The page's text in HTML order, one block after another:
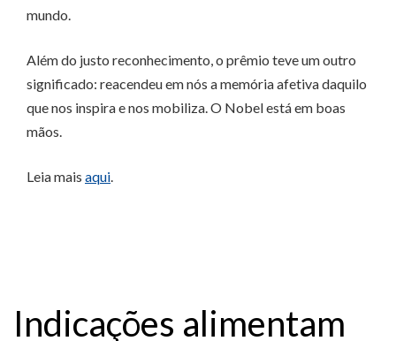
mundo.
Além do justo reconhecimento, o prêmio teve um outro
significado: reacendeu em nós a memória afetiva daquilo
que nos inspira e nos mobiliza. O Nobel está em boas
mãos.
Leia mais aqui.
Indicações alimentam